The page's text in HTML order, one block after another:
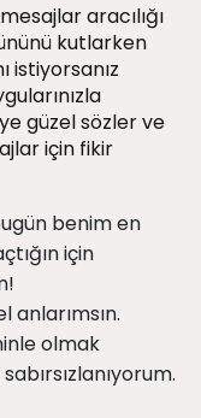
aracılığı
kutlarken
istiyorsanız
güzel sözler ve
için fikir
benim en
için
anlarımsın.
olmak